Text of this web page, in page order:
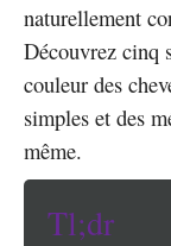
naturellement
Découvrez cinq
couleur des
simples et des
même.
Tl;dr